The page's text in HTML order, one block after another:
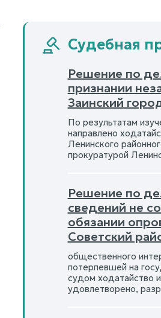
Судебная
Решение по
признании
Заинский
По результатам
направлено
Ленинского
прокуратурой
Решение по
сведений не
обязании
Советский
общественного
потерпевшей на
судом ходатайство
удовлетворено,